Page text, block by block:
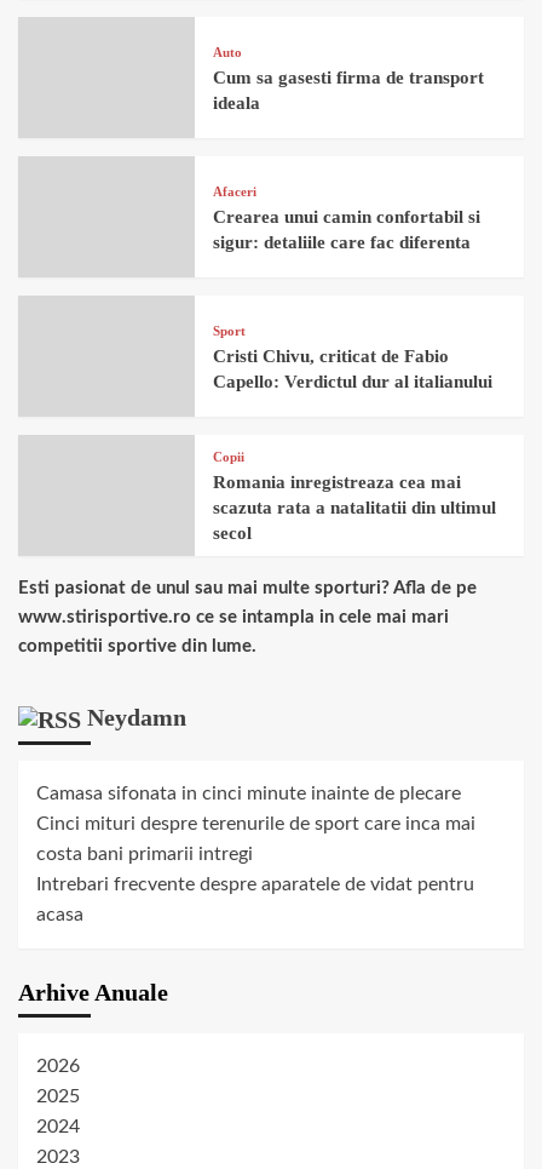
Auto
Cum sa gasesti firma de transport
ideala
Afaceri
Crearea unui camin confortabil si
sigur: detaliile care fac diferenta
Sport
Cristi Chivu, criticat de Fabio
Capello: Verdictul dur al italianului
Copii
Romania inregistreaza cea mai
scazuta rata a natalitatii din ultimul
secol
Esti pasionat de unul sau mai multe sporturi? Afla de pe
www.stirisportive.ro ce se intampla in cele mai mari
competitii sportive din lume.
Neydamn
Camasa sifonata in cinci minute inainte de plecare
Cinci mituri despre terenurile de sport care inca mai
costa bani primarii intregi
Intrebari frecvente despre aparatele de vidat pentru
acasa
Arhive Anuale
2026
2025
2024
2023